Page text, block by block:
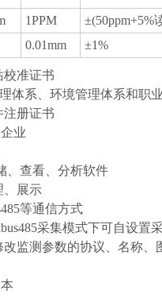
1PPM
±(50ppm+5%
0.01mm ±1%
校准证书
体系、环境管理体系和职
注册证书
业
、查看、分析软件
、展示
等通信方式
采集模式下可自设置
监测参数的协议、名称、